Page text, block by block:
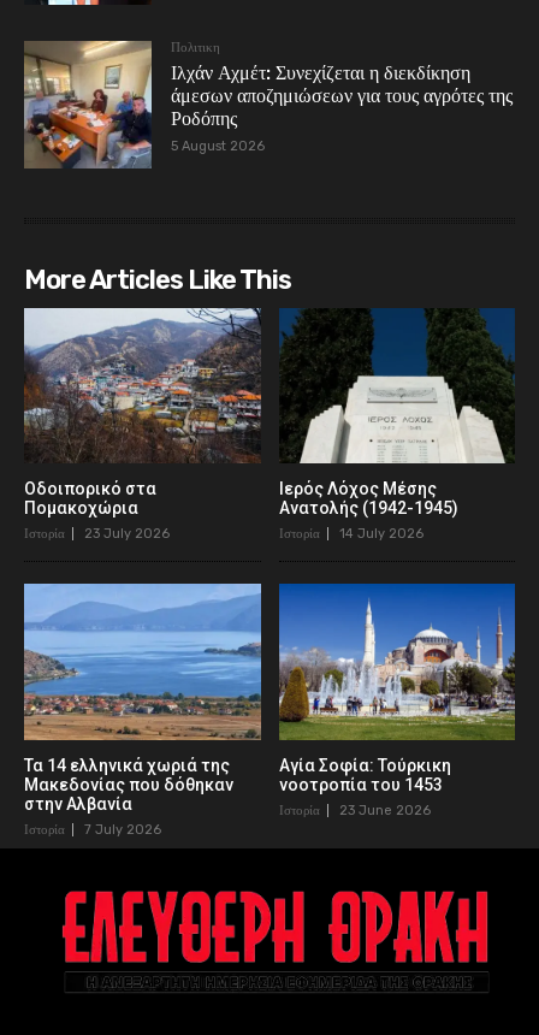
Πολιτικη
Ιλχάν Αχμέτ: Συνεχίζεται η διεκδίκηση
άμεσων αποζημιώσεων για τους αγρότες της
Ροδόπης
5 August 2026
More Articles Like This
Οδοιπορικό στα
Πομακοχώρια
Ιστορία 23 July 2026
Ιερός Λόχος Μέσης
Ανατολής (1942-1945)
Ιστορία 14 July 2026
Τα 14 ελληνικά χωριά της
Μακεδονίας που δόθηκαν
στην Αλβανία
Ιστορία 7 July 2026
Αγία Σοφία: Τούρκικη
νοοτροπία του 1453
Ιστορία 23 June 2026